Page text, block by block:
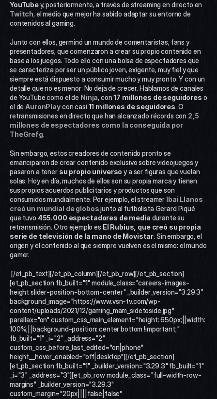
YouTube
Twitch, el medio que mejor ha sabido adaptar su entorno de
contenidos al gaming.
Junto con ellos, germinó un mundo de comentaristas, fans y
presentadores, que comenzaron a crear su propio contenido en
base a los juegos. Todo ello con una bolsa de espectadores que
se caracteriza por ser un público joven, exigente, muy fiel y que
siempre está dispuesto a consumir mucho y muy pronto. Y con un
detalle que no es menor: No deja de crecer. Hablamos de canales
de YouTube como el de Ninja, con 17 millones de seguidores o
el de AuronPlay con casi 11 millones de seguidores. O
retransmisiones en directo que han alcanzado récords con 2,5
millones de espectadores como la conseguida por
TheGrefg.
Sin embargo, estos creadores de contenido pronto se
emanciparon de crear contenido exclusivo sobre videojuegos y
pasaron a tener su propio universo y a ser figuras que vuelan
solas. Hoy en día, muchos de ellos son su propia marca y tienen
sus propios acuerdos publicitarios y productos que son
consumidos mundialmente. Por ejemplo, el streamer Ibai Llanos
creó un mundial de globos junto al futbolista Gerard Piqué
que tuvo 455.000 espectadores de media durante su
retransmisión. Otro ejemplo es El Rubius, que creó su propia
serie de televisión de la mano de Movistar. Sin embargo, el
origen y el contenido al que siempre vuelven es el mismo: el mundo
gamer.
[et_pb_section fb_built="1" module_class="careers-images-
height slider-position-bottom-center" _builder_version="3.29.3"
background_image="https://www.vsn-tv.com/wp-
content/uploads/2021/12/gaming_mam_sidetoside.jpg"
parallax="on" custom_css_main_element="height: 650px;||width:
100%;||background-position: center bottom !important;"
fb_built="1" _i="2" _address="2"
custom_css_before_last_edited="on|phone"
height__hover_enabled="off|desktop"][/et_pb_section]
[et_pb_section fb_built="1" _builder_version="3.29.3" fb_built="1"
_i="3" _address="3"][et_pb_row module_class="full-width-row-
margins" _builder_version="3.29.3"
custom_margin="20px||||false|false"